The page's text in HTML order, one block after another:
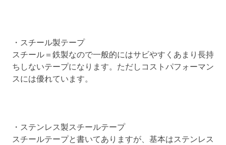
・スチール製テープ
スチール＝鉄製なので一般的にはサビやすくあまり長持
ちしないテープになります。ただしコストパフォーマン
スには優れています。
・ステンレス製スチールテープ
スチールテープと書いてありますが、基本はステンレス